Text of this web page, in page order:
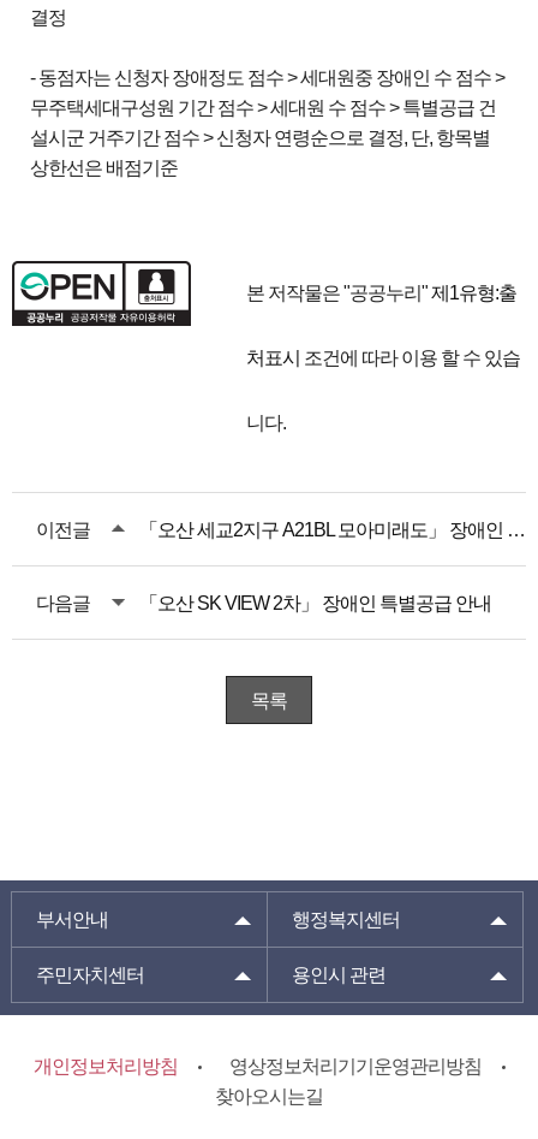
결정
- 동점자는 신청자 장애정도 점수 > 세대원중 장애인 수 점수 >
무주택세대구성원 기간 점수 > 세대원 수 점수 > 특별공급 건
설시군 거주기간 점수 > 신청자 연령순으로 결정, 단, 항목별
상한선은 배점기준
본 저작물은 "공공누리"제1유형:출
처표시 조건에 따라 이용 할 수 있습
니다.
이전글 「오산 세교2지구 A21BL 모아미래도」 장애인 특별공급 안내
다음글 「오산 SK VIEW 2차」 장애인 특별공급 안내
목록
부서안내 행정복지센터
주민자치센터 용인시 관련
개인정보처리방침
영상정보처리기기운영관리방침
찾아오시는길